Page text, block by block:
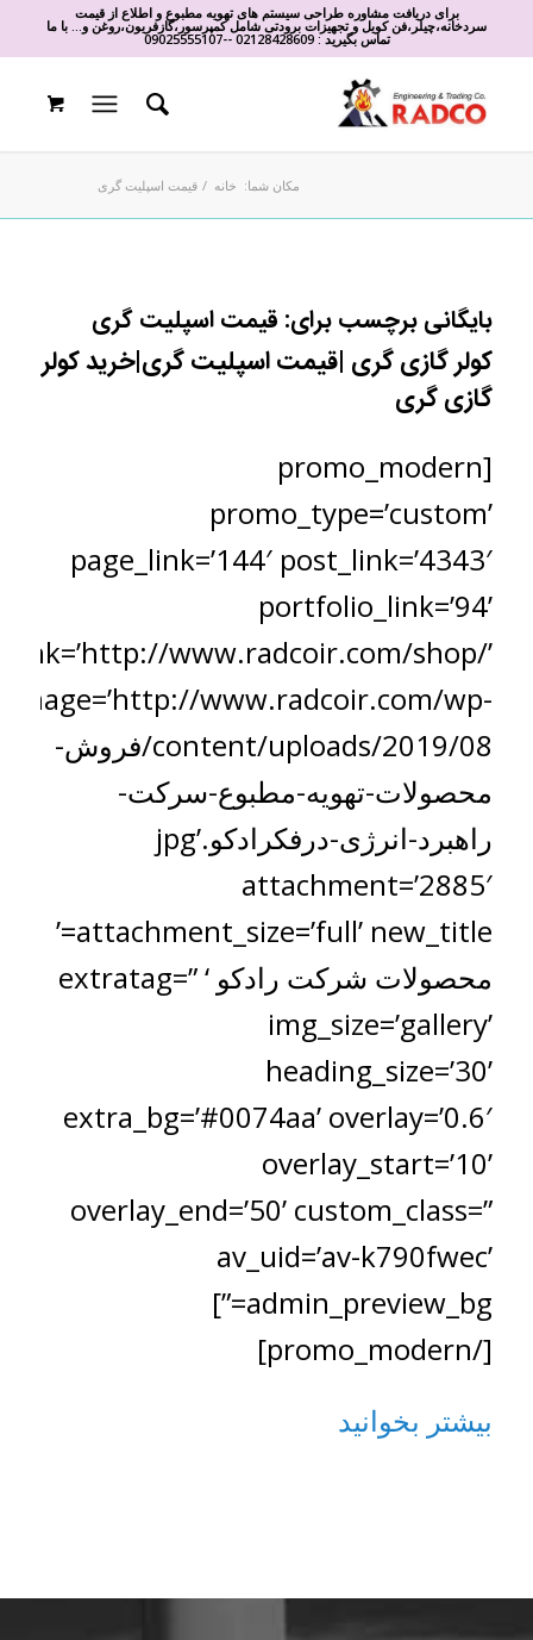
برای دریافت مشاوره طراحی سیستم های تهویه مطبوع و اطلاع از قیمت
سردخانه،چیلر،فن کویل و تجهیزات برودتی شامل کمپرسور،گازفریون،روغن و... با ما
تماس بگیرید :02128428609
-
-
09025555107
مکان شما: خانه / قیمت اسپلیت گری
بایگانی برچسب برای: قیمت اسپلیت گری
کولر گازی گری |قیمت اسپلیت گری|خرید کولر
گازی گری
[promo_modern
promo_type=’custom’
page_link=’144′ post_link=’4343′
portfolio_link=’94’
www.radcoir.com/shop/’
www.radcoir.com/wp-
content/uploads/2019/08/فروش-
محصولات-تهویه-مطبوع-سرکت-
راهبرد-انرژی-درفکرادکو.jpg’
attachment=’2885′
attachment_size=’full’ new_title=’
محصولات شرکت رادکو ‘ extratag=”
img_size=’gallery’
heading_size=’30’
extra_bg=’#0074aa’ overlay=’0.6′
overlay_start=’10’
overlay_end=’50’ custom_class=”
av_uid=’av-k790fwec’
admin_preview_bg=”]
[/promo_modern]
بیشتر بخوانید